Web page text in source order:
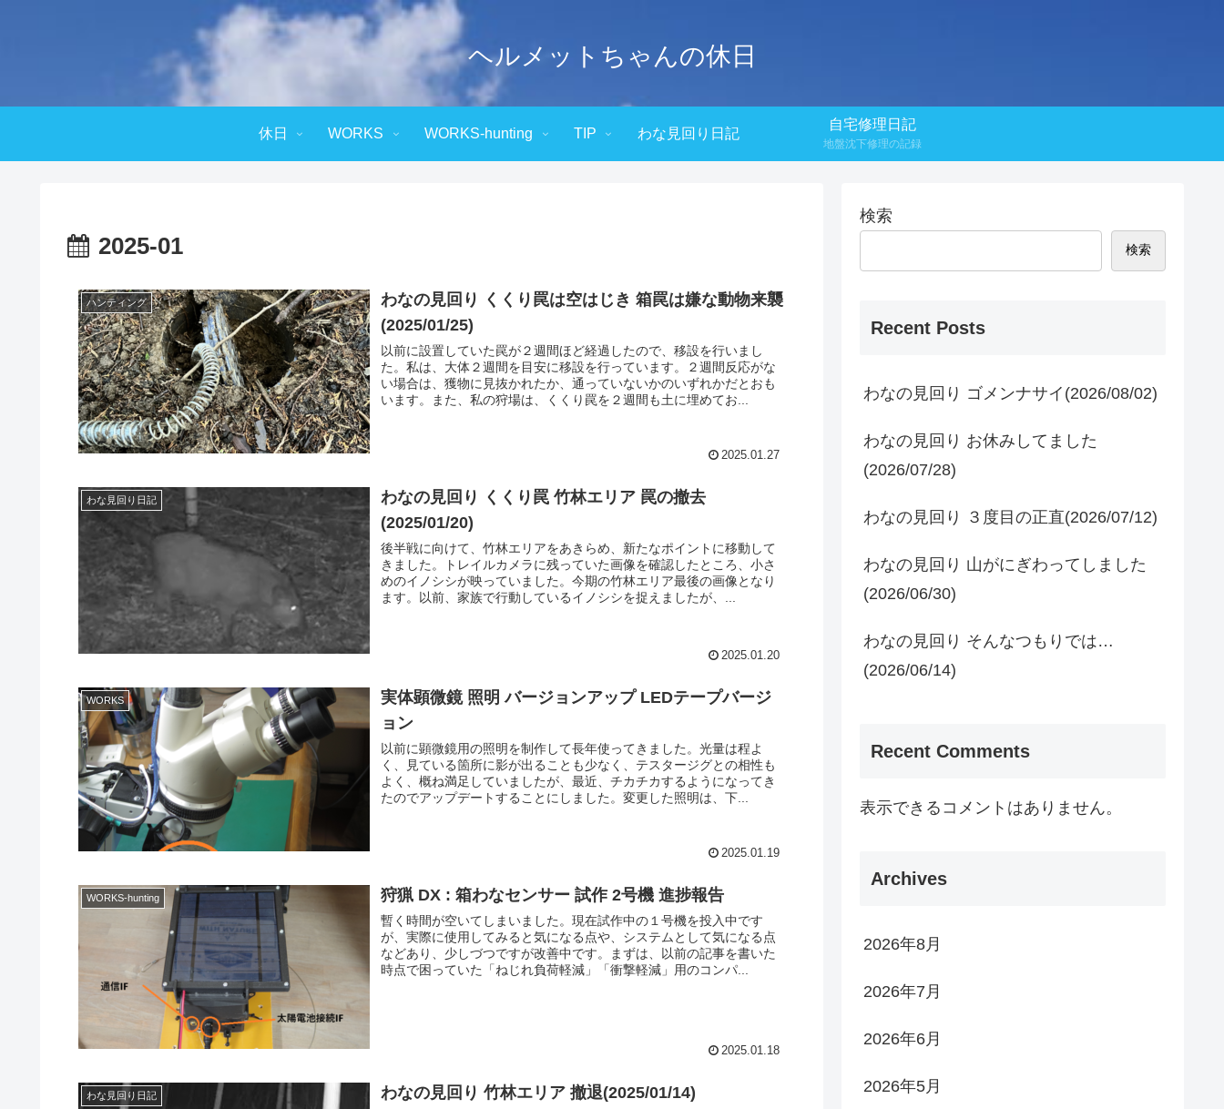
ヘルメットちゃんの休日
休日 WORKS WORKS-hunting TIP わな見回り日記
自宅修理日記
地盤沈下修理の記録
2025-01
ハンティング
わなの見回り くくり罠は空はじき 箱罠は嫌な動物来襲
(2025/01/25)
以前に設置していた罠が２週間ほど経過したので、移設を行いまし
た。私は、大体２週間を目安に移設を行っています。２週間反応がな
い場合は、獲物に見抜かれたか、通っていないかのいずれかだとおも
います。また、私の狩場は、くくり罠を２週間も土に埋めてお...
2025.01.27
わな見回り日記
わなの見回り くくり罠 竹林エリア 罠の撤去
(2025/01/20)
後半戦に向けて、竹林エリアをあきらめ、新たなポイントに移動して
きました。トレイルカメラに残っていた画像を確認したところ、小さ
めのイノシシが映っていました。今期の竹林エリア最後の画像となり
ます。以前、家族で行動しているイノシシを捉えましたが、...
2025.01.20
WORKS
実体顕微鏡 照明 バージョンアップ LEDテープバージ
ョン
以前に顕微鏡用の照明を制作して長年使ってきました。光量は程よ
く、見ている箇所に影が出ることも少なく、テスタージグとの相性も
よく、概ね満足していましたが、最近、チカチカするようになってき
たのでアップデートすることにしました。変更した照明は、下...
2025.01.19
WORKS-hunting 狩猟 DX : 箱わなセンサー 試作 2号機 進捗報告
暫く時間が空いてしまいました。現在試作中の１号機を投入中です
が、実際に使用してみると気になる点や、システムとして気になる点
などあり、少しづつですが改善中です。まずは、以前の記事を書いた
時点で困っていた「ねじれ負荷軽減」「衝撃軽減」用のコンパ...
2025.01.18
わな見回り日記 わなの見回り 竹林エリア 撤退(2025/01/14)
検索
検索
Recent Posts
わなの見回り ゴメンナサイ(2026/08/02)
わなの見回り お休みしてました
(2026/07/28)
わなの見回り ３度目の正直(2026/07/12)
わなの見回り 山がにぎわってしました
(2026/06/30)
わなの見回り そんなつもりでは…
(2026/06/14)
Recent Comments
表示できるコメントはありません。
Archives
2026年8月
2026年7月
2026年6月
2026年5月